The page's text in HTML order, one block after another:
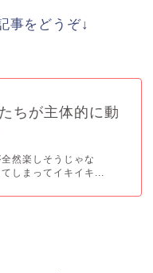
事をどうぞ↓
ちが主体的に動
然楽しそうじゃな
しまってイキイキ...